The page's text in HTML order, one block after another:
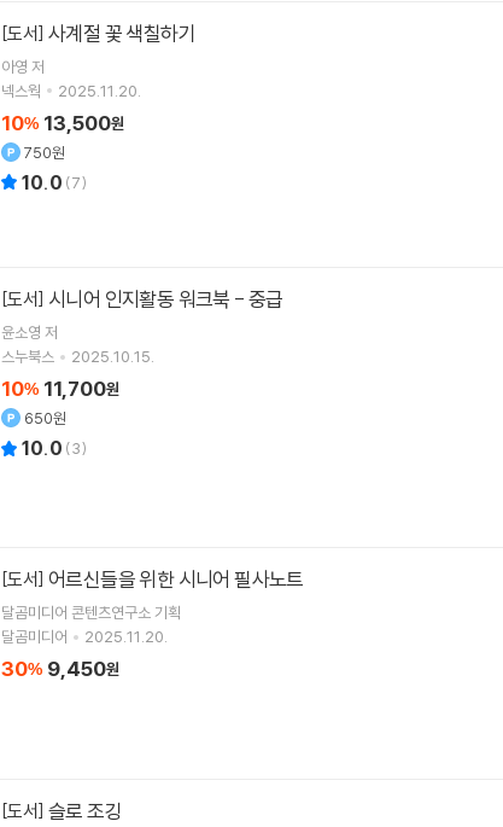
[도서] 사계절 꽃 색칠하기
아영 저
넥스웍
2025.11.20.
10% 13,500원
750원
10.0 (7)
[도서] 시니어 인지활동 워크북 - 중급
윤소영 저
스누북스
2025.10.15.
10% 11,700원
650원
10.0 (3)
[도서] 어르신들을 위한 시니어 필사노트
달곰미디어 콘텐츠연구소기획
달곰미디어
2025.11.20.
30% 9,450원
[도서] 슬로 조깅